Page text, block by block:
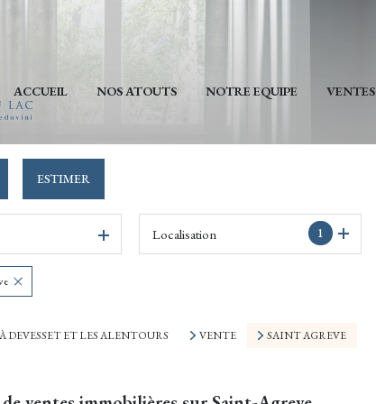
ACCUEIL NOS ATOUTS NOTRE EQUIPE VENTES
ESTIMER
1
Localisation
ET LES ALENTOURS VENTE SAINT AGREVE